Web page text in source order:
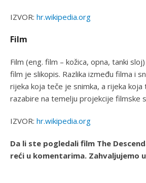
IZVOR: hr.wikipedia.org
Film
Film (eng. film – kožica, opna, tanki
film je slikopis. Razlika između filma i
rijeka koja teče je snimka, a rijeka
razabire na temelju projekcije filmske
IZVOR: hr.wikipedia.org
Da li ste pogledali film The
reći u komentarima. Zahvaljujemo